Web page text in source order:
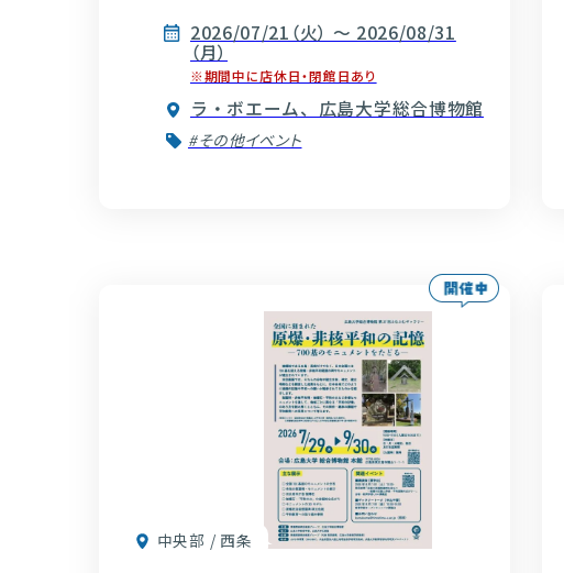
2026/07/21（火） ～ 2026/08/31
（月）
※期間中に店休日・閉館日あり
ラ・ボエーム、広島大学総合博物館
#その他イベント
中央部 / 西条